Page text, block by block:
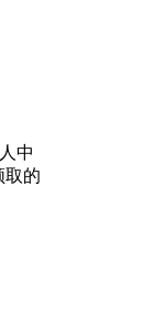
中
取的